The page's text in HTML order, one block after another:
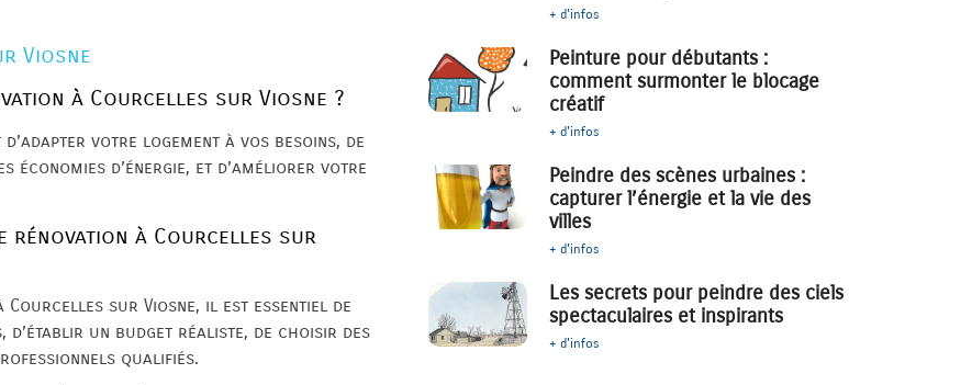
Viosne
à Courcelles sur Viosne ?
votre logement à vos besoins, de
d’énergie, et d’améliorer votre
rénovation à Courcelles sur
sur Viosne, il est essentiel de
d’établir un budget réaliste, de choisir des
qualifiés.
+ d'infos
Peinture pour débutants :
comment surmonter le blocage
créatif
+ d'infos
Peindre des scènes urbaines :
capturer l’énergie et la vie des
villes
+ d'infos
Les secrets pour peindre des ciels
spectaculaires et inspirants
+ d'infos